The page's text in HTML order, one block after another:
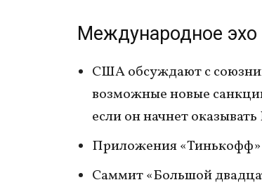
Международное
США обсуждают с
возможные новые
если он начнет
Приложения «Тинькофф»
Саммит «Большой